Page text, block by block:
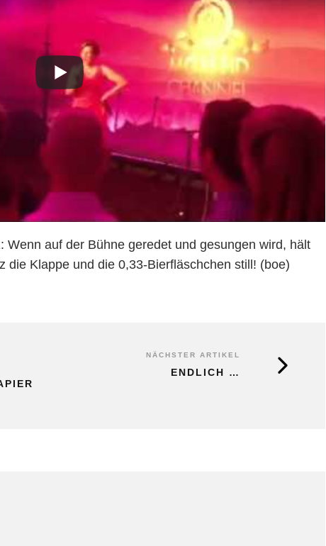
Wenn auf der Bühne geredet und gesungen wird, hält
die Klappe und die 0,33-Bierfläschchen still! (boe)
NÄCHSTER ARTIKEL
ENDLICH …